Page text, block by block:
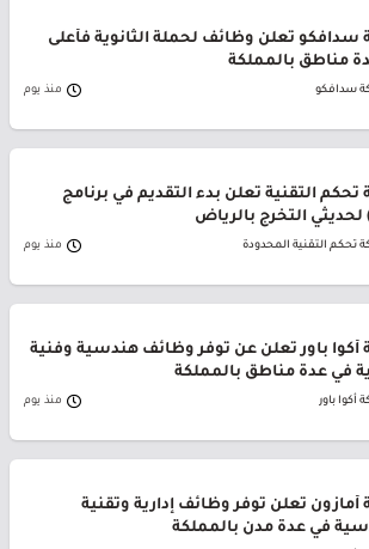
سدافكو تعلن وظائف لحملة الثانوية فأعلى
مناطق بالمملكة
سدافكو منذ يوم
التقنية تعلن بدء التقديم في برنامج
التخرج بالرياض
تحكم التقنية المحدودة منذ يوم
أكوا باور تعلن عن توفر وظائف هندسية وفنية
في عدة مناطق بالمملكة
أكوا باور منذ يوم
تعلن توفر وظائف إدارية وتقنية
في عدة مدن بالمملكة